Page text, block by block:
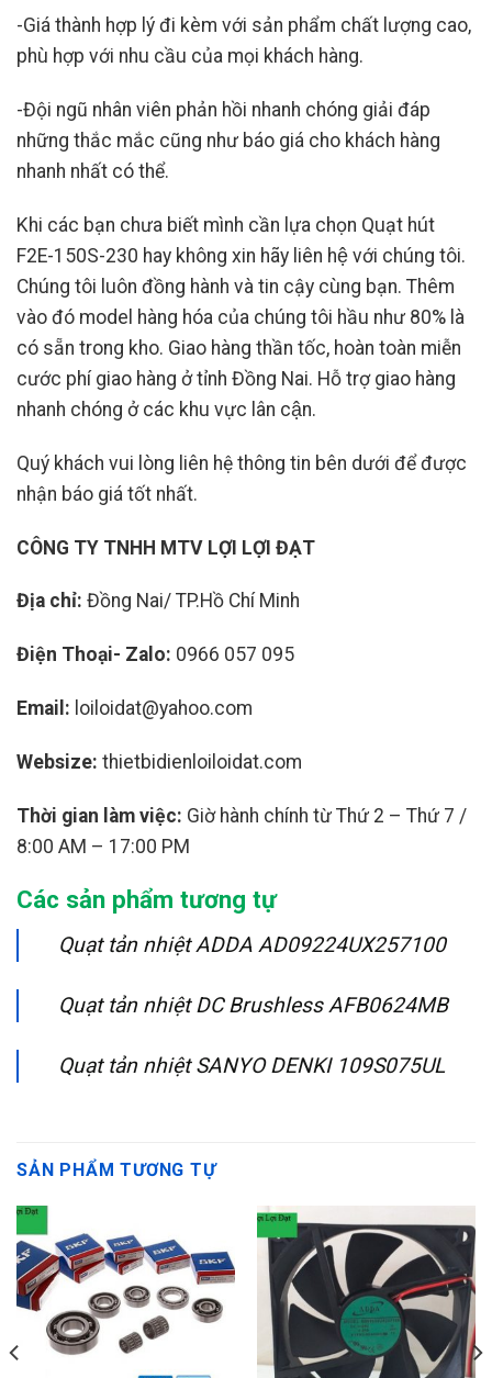
-Giá thành hợp lý đi kèm với sản phẩm chất lượng cao,
phù hợp với nhu cầu của mọi khách hàng.
-Đội ngũ nhân viên phản hồi nhanh chóng giải đáp
những thắc mắc cũng như báo giá cho khách hàng
nhanh nhất có thể.
Khi các bạn chưa biết mình cần lựa chọn Quạt hút
F2E-150S-230 hay không xin hãy liên hệ với chúng tôi.
Chúng tôi luôn đồng hành và tin cậy cùng bạn. Thêm
vào đó model hàng hóa của chúng tôi hầu như 80% là
có sẵn trong kho. Giao hàng thần tốc, hoàn toàn miễn
cước phí giao hàng ở tỉnh Đồng Nai. Hỗ trợ giao hàng
nhanh chóng ở các khu vực lân cận.
Quý khách vui lòng liên hệ thông tin bên dưới để được
nhận báo giá tốt nhất.
CÔNG TY TNHH MTV LỢI LỢI ĐẠT
Địa chỉ: Đồng Nai/ TP.Hồ Chí Minh
Điện Thoại- Zalo: 0966 057 095
Email: loiloidat@yahoo.com
Websize: thietbidienloiloidat.com
Thời gian làm việc: Giờ hành chính từ Thứ 2 – Thứ 7 /
8:00 AM – 17:00 PM
Các sản phẩm tương tự
Quạt tản nhiệt ADDA AD09224UX257100
Quạt tản nhiệt DC Brushless AFB0624MB
Quạt tản nhiệt SANYO DENKI 109S075UL
SẢN PHẨM TƯƠNG TỰ